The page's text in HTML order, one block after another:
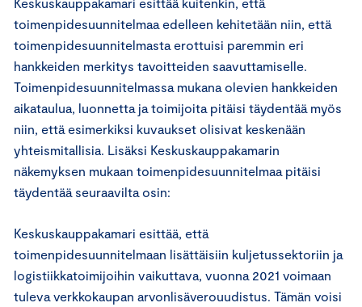
toimenpidesuunnitelmaa edelleen kehitetään niin, että
toimenpidesuunnitelmasta erottuisi paremmin eri
hankkeiden merkitys tavoitteiden saavuttamiselle.
Toimenpidesuunnitelmassa mukana olevien hankkeiden
aikataulua, luonnetta ja toimijoita pitäisi täydentää myös
niin, että esimerkiksi kuvaukset olisivat keskenään
yhteismitallisia. Lisäksi Keskuskauppakamarin
näkemyksen mukaan toimenpidesuunnitelmaa pitäisi
täydentää seuraavilta osin:
Keskuskauppakamari esittää, että
toimenpidesuunnitelmaan lisättäisiin kuljetussektoriin ja
logistiikkatoimijoihin vaikuttava, vuonna 2021 voimaan
tuleva verkkokaupan arvonlisäverouudistus. Tämän voisi